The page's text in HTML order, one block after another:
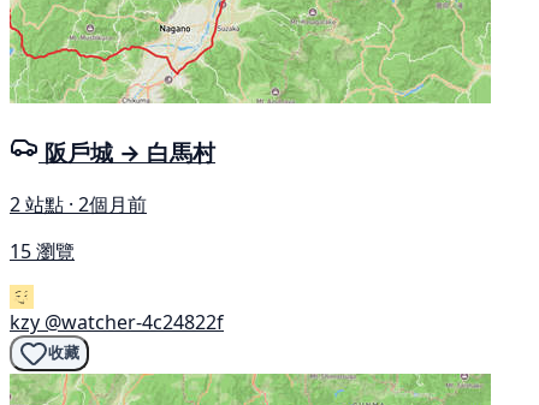
阪戶城 → 白馬村
2 站點 · 2個月前
15 瀏覽
kzy @watcher-4c24822f
收藏